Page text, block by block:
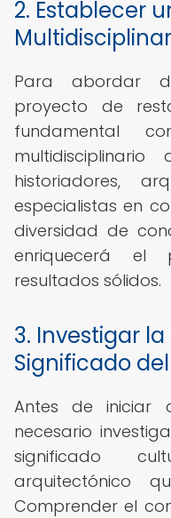
2. Establecer
Para abordar
proyecto de
fundamental
historiadores,
especialistas en
diversidad de
enriquecerá el
resultados sólidos.
3. Investigar la
Significado
Antes de iniciar
necesario
significado
arquitectónico
Comprender el